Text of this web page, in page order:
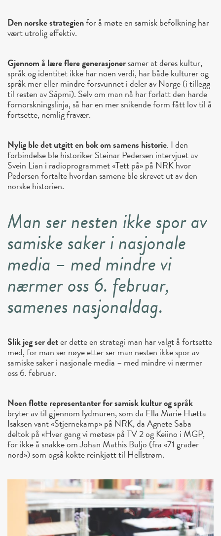
Den norske strategienfor å møte en samisk befolkning har
vært utrolig effektiv.
Gjennom å lære flere generasjonersamer at deres kultur,
språk og identitet ikke har noen verdi, har både kulturer og
språk mer eller mindre forsvunnet i deler av Norge (i tillegg
til resten av Sápmi). Selv om man nå har forlatt den harde
fornorskningslinja, så har en mer snikende form fått lov til å
fortsette, nemlig fravær.
Nylig ble det utgitt en bok om samens historie. I den
forbindelse ble historiker Steinar Pedersen intervjuet av
Svein Lian i radioprogrammet «Tett på» på NRK hvor
Pedersen fortalte hvordan samene ble skrevet ut av den
norske historien.
Man ser nesten ikke spor av
samiske saker i nasjonale
media – med mindre vi
nærmer oss 6. februar,
samenes nasjonaldag.
Slik jeg ser deter dette en strategi man har valgt å fortsette
med, for man ser nøye etter ser man nesten ikke spor av
samiske saker i nasjonale media – med mindre vi nærmer
oss 6. februar.
Noen flotte representanter for samisk kultur og språk
bryter av til gjennom lydmuren, som da Ella Marie Hætta
Isaksen vant «Stjernekamp» på NRK, da Agnete Saba
deltok på «Hver gang vi møtes» på TV 2 og Keiino i MGP,
for ikke å snakke om Johan Mathis Buljo (fra «71 grader
nord») som også kokte reinkjøtt til Hellstrøm.